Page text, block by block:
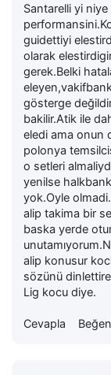
Santarelli yi
guidettiyi
olarak
gerek.Belki
gösterge
bakilir.Atik ile
eledi ama onun
polonya
o setleri
yenilse
yok.Oyle
alip takima bir
baska yerde
alip konusur
sözünü
Lig kocu diye.
Cevapla